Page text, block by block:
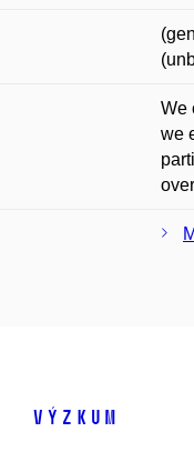
We
we
Výzkum